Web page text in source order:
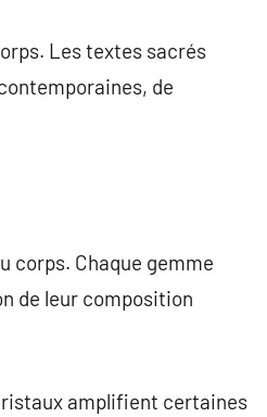
Les textes sacrés
de
corps. Chaque gemme
de leur composition
amplifient certaines